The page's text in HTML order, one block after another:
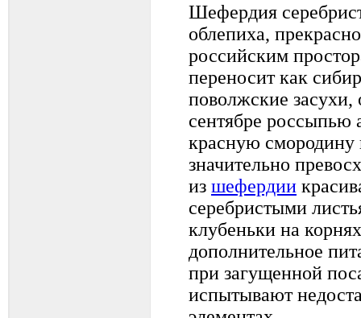
Шефердия
облепиха,
российским
переносит как
поволжские засухи,
сентябре
красную смородину
значительно
из шефердии
серебристыми
клубеньки на
дополнительное
при загущенной
испытывают